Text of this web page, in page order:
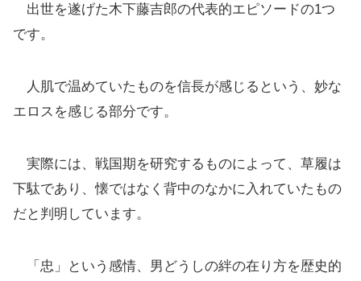
出世を遂げた木下藤吉郎の代表的エピソードの1つ
です。
人肌で温めていたものを信長が感じるという、妙な
エロスを感じる部分です。
実際には、戦国期を研究するものによって、草履は
下駄であり、懐ではなく背中のなかに入れていたもの
だと判明しています。
「忠」という感情、男どうしの絆の在り方を歴史的